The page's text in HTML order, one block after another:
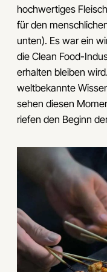
hochwertiges
für den
unten). Es war ein
die Clean Food-
erhalten bleiben
weltbekannte
sehen diesen
riefen den Beginn